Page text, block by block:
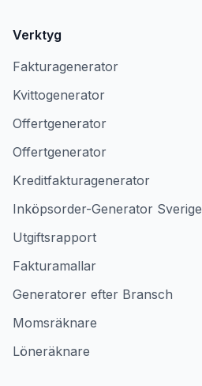
Verktyg
Fakturagenerator
Kvittogenerator
Offertgenerator
Offertgenerator
Kreditfakturagenerator
Inköpsorder-Generator Sverige
Utgiftsrapport
Fakturamallar
Generatorer efter Bransch
Momsräknare
Löneräknare